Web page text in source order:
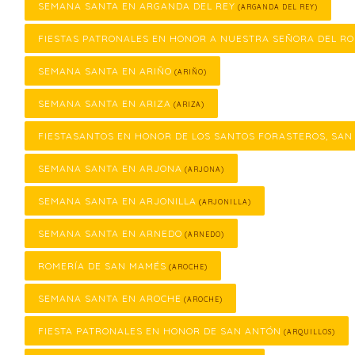
SEMANA SANTA EN ARGANDA DEL REY (ARGANDA DEL REY)
FIESTAS PATRONALES EN HONOR A NUESTRA SEÑORA DEL
SEMANA SANTA EN ARIÑO (ARIÑO)
SEMANA SANTA EN ARIZA (ARIZA)
FIESTASANTOS EN HONOR DE LOS SANTOS FORASTEROS,
SEMANA SANTA EN ARJONA (ARJONA)
SEMANA SANTA EN ARJONILLA (ARJONILLA)
SEMANA SANTA EN ARNEDO (ARNEDO)
ROMERÍA DE SAN MAMÉS (AROCHE)
SEMANA SANTA EN AROCHE (AROCHE)
FIESTA PATRONALES EN HONOR DE SAN ANTÓN (ARQUILLOS)